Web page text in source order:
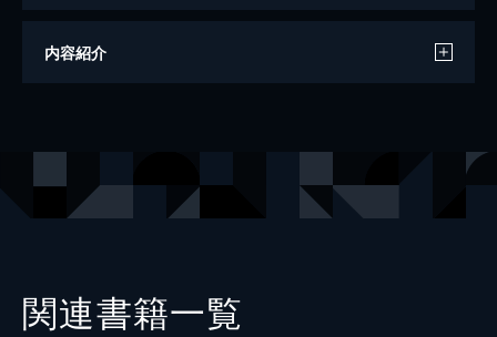
著者
内容紹介
関連書籍一覧